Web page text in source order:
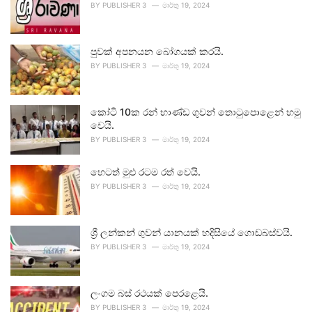
BY PUBLISHER 3 මාර්තු 19, 2024
පුවක් අපනයන බෝගයක් කරයි.
BY PUBLISHER 3 මාර්තු 19, 2024
කෝටි 10ක රන් භාණ්ඩ ගුවන් තොටුපොළෙන් හමු
වෙයි.
BY PUBLISHER 3 මාර්තු 19, 2024
හෙටත් මුළු රටම රත් වෙයි.
BY PUBLISHER 3 මාර්තු 19, 2024
ශ්‍රී ලන්කන් ගුවන් යානයක් හදිසියේ ගොඩබස්වයි.
BY PUBLISHER 3 මාර්තු 19, 2024
ලංගම බස් රථයක් පෙරළෙයි.
BY PUBLISHER 3 මාර්තු 19, 2024